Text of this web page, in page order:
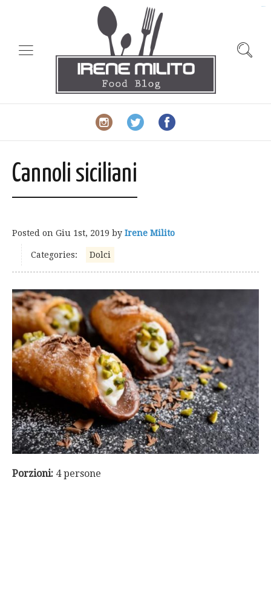
Cannoli siciliani
Posted on Giu 1st, 2019 by Irene Milito
Categories: Dolci
Porzioni: 4 persone